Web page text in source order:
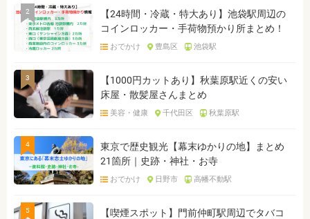
2
【24時間・冷蔵・特大あり】池袋駅周辺の
コインロッカー・手荷物預かり所まとめ！
おでかけ 豊島区 池袋駅
3
【1000円カットあり】秋葉原駅近くの安い
床屋・散髪屋さんまとめ
美容・健康 千代田区 秋葉原駅
4
東京で歴史観光【幕末ゆかりの地】まとめ
21箇所｜史跡・神社・お寺
おでかけ 日野市 高幡不動駅
5
【喫煙スポット】門前仲町駅周辺でタバコ